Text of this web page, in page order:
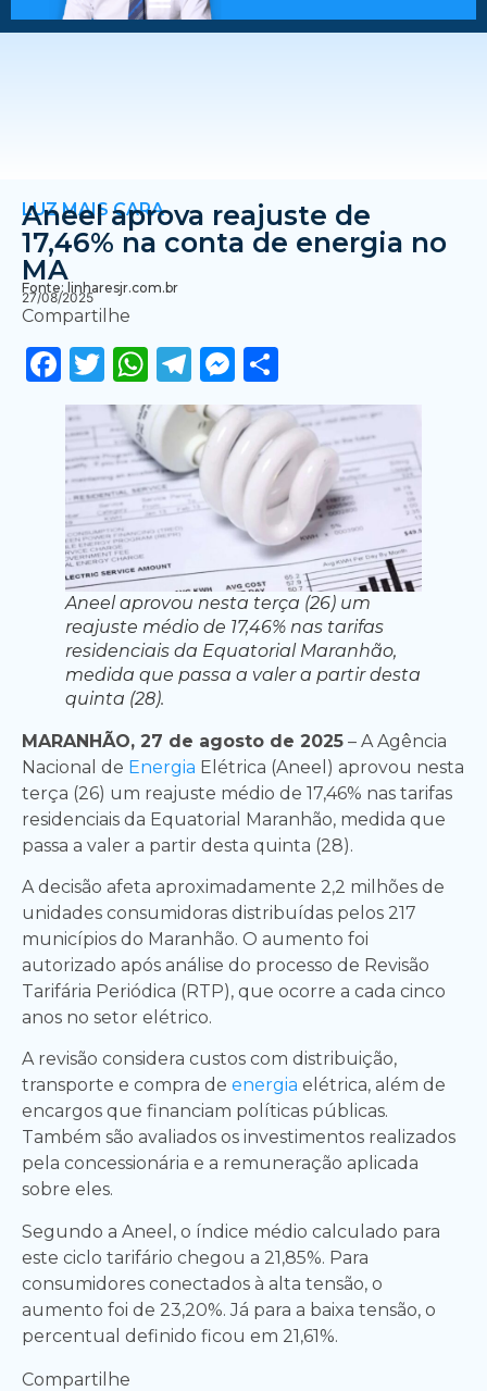
LUZ MAIS CARA
Aneel aprova reajuste de
17,46% na conta de energia no
MA
Fonte: linharesjr.com.br
27/08/2025
Compartilhe
Facebook
Twitter
WhatsApp
Telegram
Messenger
Aneel aprovou nesta terça (26) um
reajuste médio de 17,46% nas tarifas
residenciais da Equatorial Maranhão,
medida que passa a valer a partir desta
quinta (28).
MARANHÃO, 27 de agosto de 2025 – A Agência
Nacional de Energia Elétrica (Aneel) aprovou nesta
terça (26) um reajuste médio de 17,46% nas tarifas
residenciais da Equatorial Maranhão, medida que
passa a valer a partir desta quinta (28).
A decisão afeta aproximadamente 2,2 milhões de
unidades consumidoras distribuídas pelos 217
municípios do Maranhão. O aumento foi
autorizado após análise do processo de Revisão
Tarifária Periódica (RTP), que ocorre a cada cinco
anos no setor elétrico.
A revisão considera custos com distribuição,
transporte e compra de energia elétrica, além de
encargos que financiam políticas públicas.
Também são avaliados os investimentos realizados
pela concessionária e a remuneração aplicada
sobre eles.
Segundo a Aneel, o índice médio calculado para
este ciclo tarifário chegou a 21,85%. Para
consumidores conectados à alta tensão, o
aumento foi de 23,20%. Já para a baixa tensão, o
percentual definido ficou em 21,61%.
Compartilhe